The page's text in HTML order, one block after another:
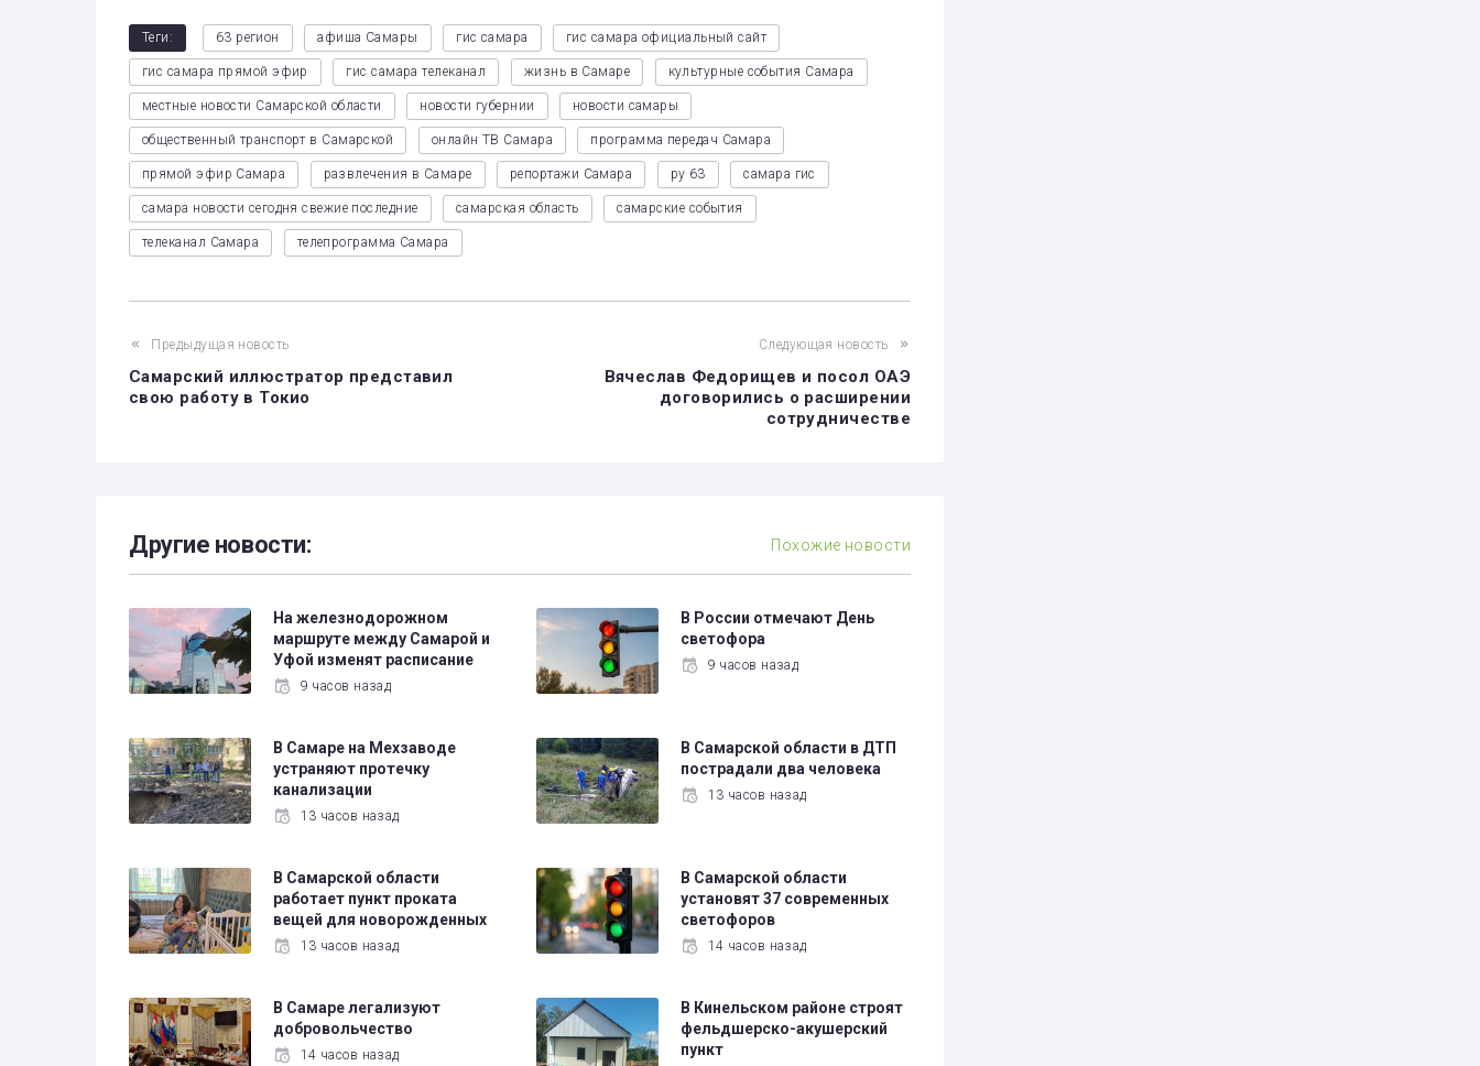
Теги: 63 регион афиша Самары гис самара гис самара официальный сайт
гис самара прямой эфир гис самара телеканал жизнь в Самаре культурные события Самара
местные новости Самарской области новости губернии новости самары
общественный транспорт в Самарской онлайн ТВ Самара программа передач Самара
прямой эфир Самара развлечения в Самаре репортажи Самара ру 63 самара гис
самара новости сегодня свежие последние самарская область самарские события
телеканал Самара телепрограмма Самара
Предыдущая новость
Самарский иллюстратор представил
свою работу в Токио
Следующая новость
Вячеслав Федорищев и посол ОАЭ
договорились о расширении
сотрудничестве
Другие новости: Похожие новости
На железнодорожном
маршруте между Самарой и
Уфой изменят расписание
9 часов назад
В России отмечают День
светофора
9 часов назад
В Самаре на Мехзаводе
устраняют протечку
канализации
13 часов назад
В Самарской области в ДТП
пострадали два человека
13 часов назад
В Самарской области
работает пункт проката
вещей для новорожденных
13 часов назад
В Самарской области
установят 37 современных
светофоров
14 часов назад
В Самаре легализуют
добровольчество
14 часов назад
В Кинельском районе строят
фельдшерско-акушерский
пункт